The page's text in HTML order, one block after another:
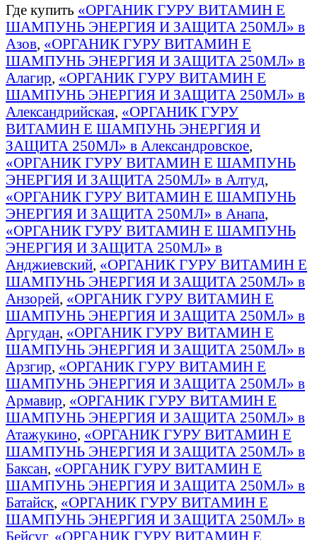
Где купить «ОРГАНИК ГУРУ ВИТАМИН E
ШАМПУНЬ ЭНЕРГИЯ И ЗАЩИТА 250МЛ» в
Азов, «ОРГАНИК ГУРУ ВИТАМИН E
ШАМПУНЬ ЭНЕРГИЯ И ЗАЩИТА 250МЛ» в
Алагир, «ОРГАНИК ГУРУ ВИТАМИН E
ШАМПУНЬ ЭНЕРГИЯ И ЗАЩИТА 250МЛ» в
Александрийская, «ОРГАНИК ГУРУ
ВИТАМИН E ШАМПУНЬ ЭНЕРГИЯ И
ЗАЩИТА 250МЛ» в Александровское,
«ОРГАНИК ГУРУ ВИТАМИН E ШАМПУНЬ
ЭНЕРГИЯ И ЗАЩИТА 250МЛ» в Алтуд,
«ОРГАНИК ГУРУ ВИТАМИН E ШАМПУНЬ
ЭНЕРГИЯ И ЗАЩИТА 250МЛ» в Анапа,
«ОРГАНИК ГУРУ ВИТАМИН E ШАМПУНЬ
ЭНЕРГИЯ И ЗАЩИТА 250МЛ» в
Анджиевский, «ОРГАНИК ГУРУ ВИТАМИН E
ШАМПУНЬ ЭНЕРГИЯ И ЗАЩИТА 250МЛ» в
Анзорей, «ОРГАНИК ГУРУ ВИТАМИН E
ШАМПУНЬ ЭНЕРГИЯ И ЗАЩИТА 250МЛ» в
Аргудан, «ОРГАНИК ГУРУ ВИТАМИН E
ШАМПУНЬ ЭНЕРГИЯ И ЗАЩИТА 250МЛ» в
Арзгир, «ОРГАНИК ГУРУ ВИТАМИН E
ШАМПУНЬ ЭНЕРГИЯ И ЗАЩИТА 250МЛ» в
Армавир, «ОРГАНИК ГУРУ ВИТАМИН E
ШАМПУНЬ ЭНЕРГИЯ И ЗАЩИТА 250МЛ» в
Атажукино, «ОРГАНИК ГУРУ ВИТАМИН E
ШАМПУНЬ ЭНЕРГИЯ И ЗАЩИТА 250МЛ» в
Баксан, «ОРГАНИК ГУРУ ВИТАМИН E
ШАМПУНЬ ЭНЕРГИЯ И ЗАЩИТА 250МЛ» в
Батайск, «ОРГАНИК ГУРУ ВИТАМИН E
ШАМПУНЬ ЭНЕРГИЯ И ЗАЩИТА 250МЛ» в
Бейсуг, «ОРГАНИК ГУРУ ВИТАМИН E